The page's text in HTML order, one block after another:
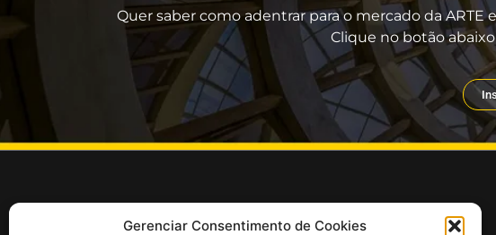
Gerenciar Consentimento de Cookies
Quer saber como adentrar para o mercado da
Clique no botão
Guia rápido